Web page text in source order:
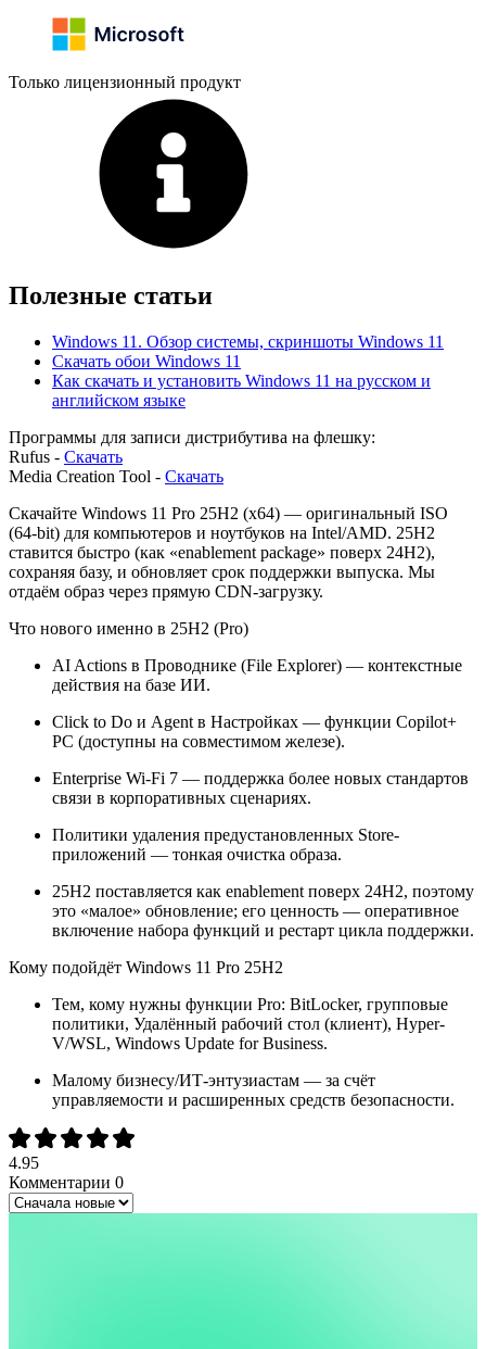
Только лицензионный продукт
Полезные статьи
Windows 11. Обзор системы, скриншоты Windows 11
Скачать обои Windows 11
Как скачать и установить Windows 11 на русском и
английском языке
Программы для записи дистрибутива на флешку:
Rufus - Скачать
Media Creation Tool - Скачать
Скачайте Windows 11 Pro 25H2 (x64) — оригинальный ISO
(64-bit) для компьютеров и ноутбуков на Intel/AMD. 25H2
ставится быстро (как «enablement package» поверх 24H2),
сохраняя базу, и обновляет срок поддержки выпуска. Мы
отдаём образ через прямую CDN-загрузку.
Что нового именно в 25H2 (Pro)
AI Actions в Проводнике (File Explorer) — контекстные
действия на базе ИИ.
Click to Do и Agent в Настройках — функции Copilot+
PC (доступны на совместимом железе).
Enterprise Wi-Fi 7 — поддержка более новых стандартов
связи в корпоративных сценариях.
Политики удаления предустановленных Store-
приложений — тонкая очистка образа.
25H2 поставляется как enablement поверх 24H2, поэтому
это «малое» обновление; его ценность — оперативное
включение набора функций и рестарт цикла поддержки.
Кому подойдёт Windows 11 Pro 25H2
Тем, кому нужны функции Pro: BitLocker, групповые
политики, Удалённый рабочий стол (клиент), Hyper-
V/WSL, Windows Update for Business.
Малому бизнесу/ИТ-энтузиастам — за счёт
управляемости и расширенных средств безопасности.
4.95
Комментарии 0